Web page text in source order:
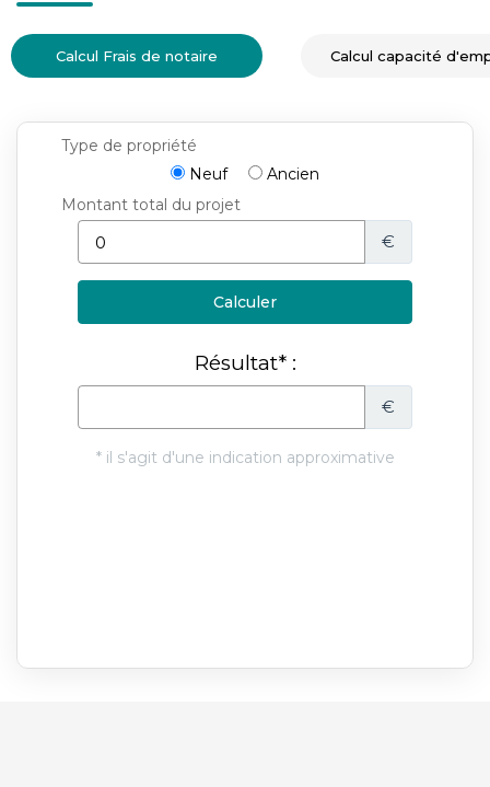
Calcul Frais de notaire Calcul capacité